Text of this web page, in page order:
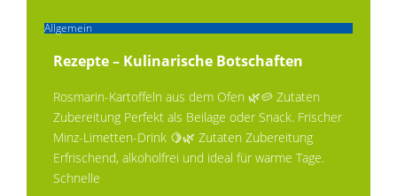
Allgemein
Rezepte – Kulinarische Botschaften
Rosmarin-Kartoffeln aus dem Ofen 🌿🥔 Zutaten
Zubereitung Perfekt als Beilage oder Snack. Frischer
Minz-Limetten-Drink 🍋🌿 Zutaten Zubereitung
Erfrischend, alkoholfrei und ideal für warme Tage.
Schnelle